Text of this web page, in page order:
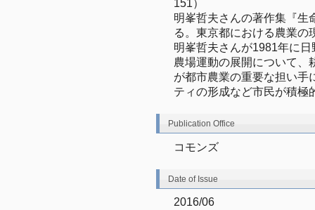
151
明峯哲夫さんの著作集『生
る。東京都における農業の
明峯哲夫さんが1981年に
農場運動の展開について、
が都市農業の重要な担い手
ティの形成など市民が積極
Publication Office
コモンズ
Date of Issue
2016/06